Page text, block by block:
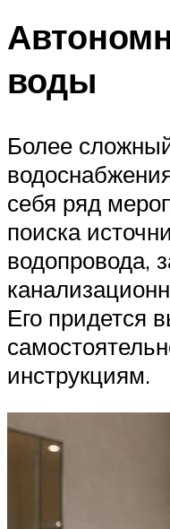
воды
Более
себя ряд
поиска
водопровода,
Его придется
инструкциям.